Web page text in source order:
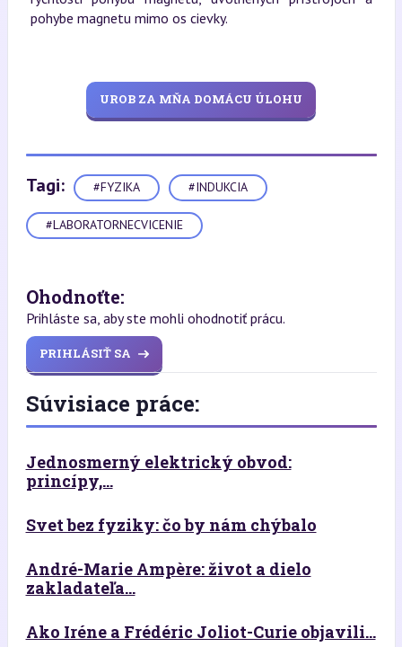
pohybe magnetu mimo os cievky.
UROB ZA MŇA DOMÁCU ÚLOHU
Tagi: #FYZIKA #INDUKCIA
#LABORATORNECVICENIE
Ohodnoťte:
Prihláste sa, aby ste mohli ohodnotiť prácu.
PRIHLÁSIŤ SA
Súvisiace práce:
Jednosmerný elektrický obvod:
princípy,...
Svet bez fyziky: čo by nám chýbalo
André-Marie Ampère: život a dielo
zakladateľa...
Ako Iréne a Frédéric Joliot-Curie objavili...